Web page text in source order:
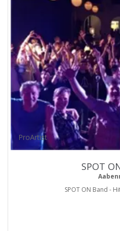
ProArtist
SPOT
SPOT ON Band -